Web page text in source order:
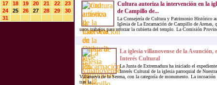
17
18 19 20 21 22
23
24
25 26 27 28 29
30
31
Cultura autoriza la intervención en la
de Campillo de...
La Consejería de Cultura y Patrimonio Histórico
Iglesia de La Encarnación de Campillo de Arenas,
unos trabajos para reforzar la cubierta del templo. La Comisión
La iglesia villanovense de la Asunción,
Interés Cultural
La Junta de Extremadura ha iniciado el
Interés Cultural de la iglesia parroquial de
Villanueva de la Serena, con la categoría de monumento. La incoación
tras la...